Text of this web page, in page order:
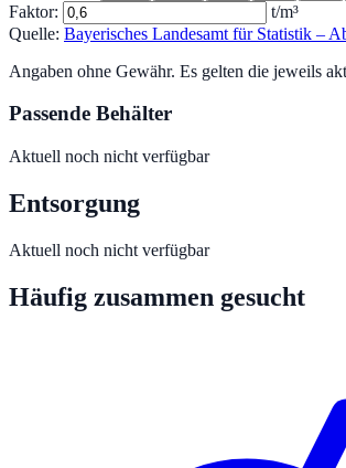
Faktor:
t/m³
Quelle: Bayerisches Landesamt für Statistik –
Angaben ohne Gewähr. Es gelten die jeweils
Passende Behälter
Aktuell noch nicht verfügbar
Entsorgung
Aktuell noch nicht verfügbar
Häufig zusammen gesucht